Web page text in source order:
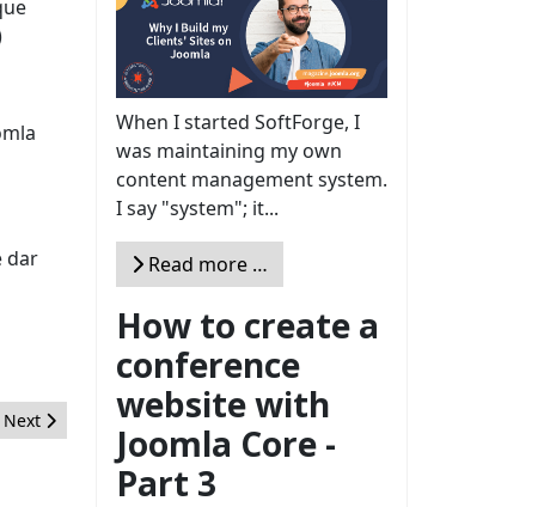
dar
Next article: Cómo automatizar los backups de nuestro Joomla
Next
When I started SoftForge, I
was maintaining my own
content management system.
I say "system"; it...
Read more …
How to create a
conference
website with
Joomla Core -
Part 3